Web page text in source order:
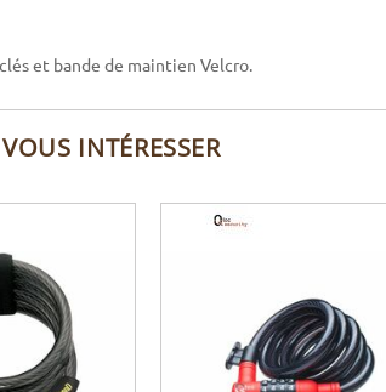
et bande de maintien Velcro.
INTÉRESSER